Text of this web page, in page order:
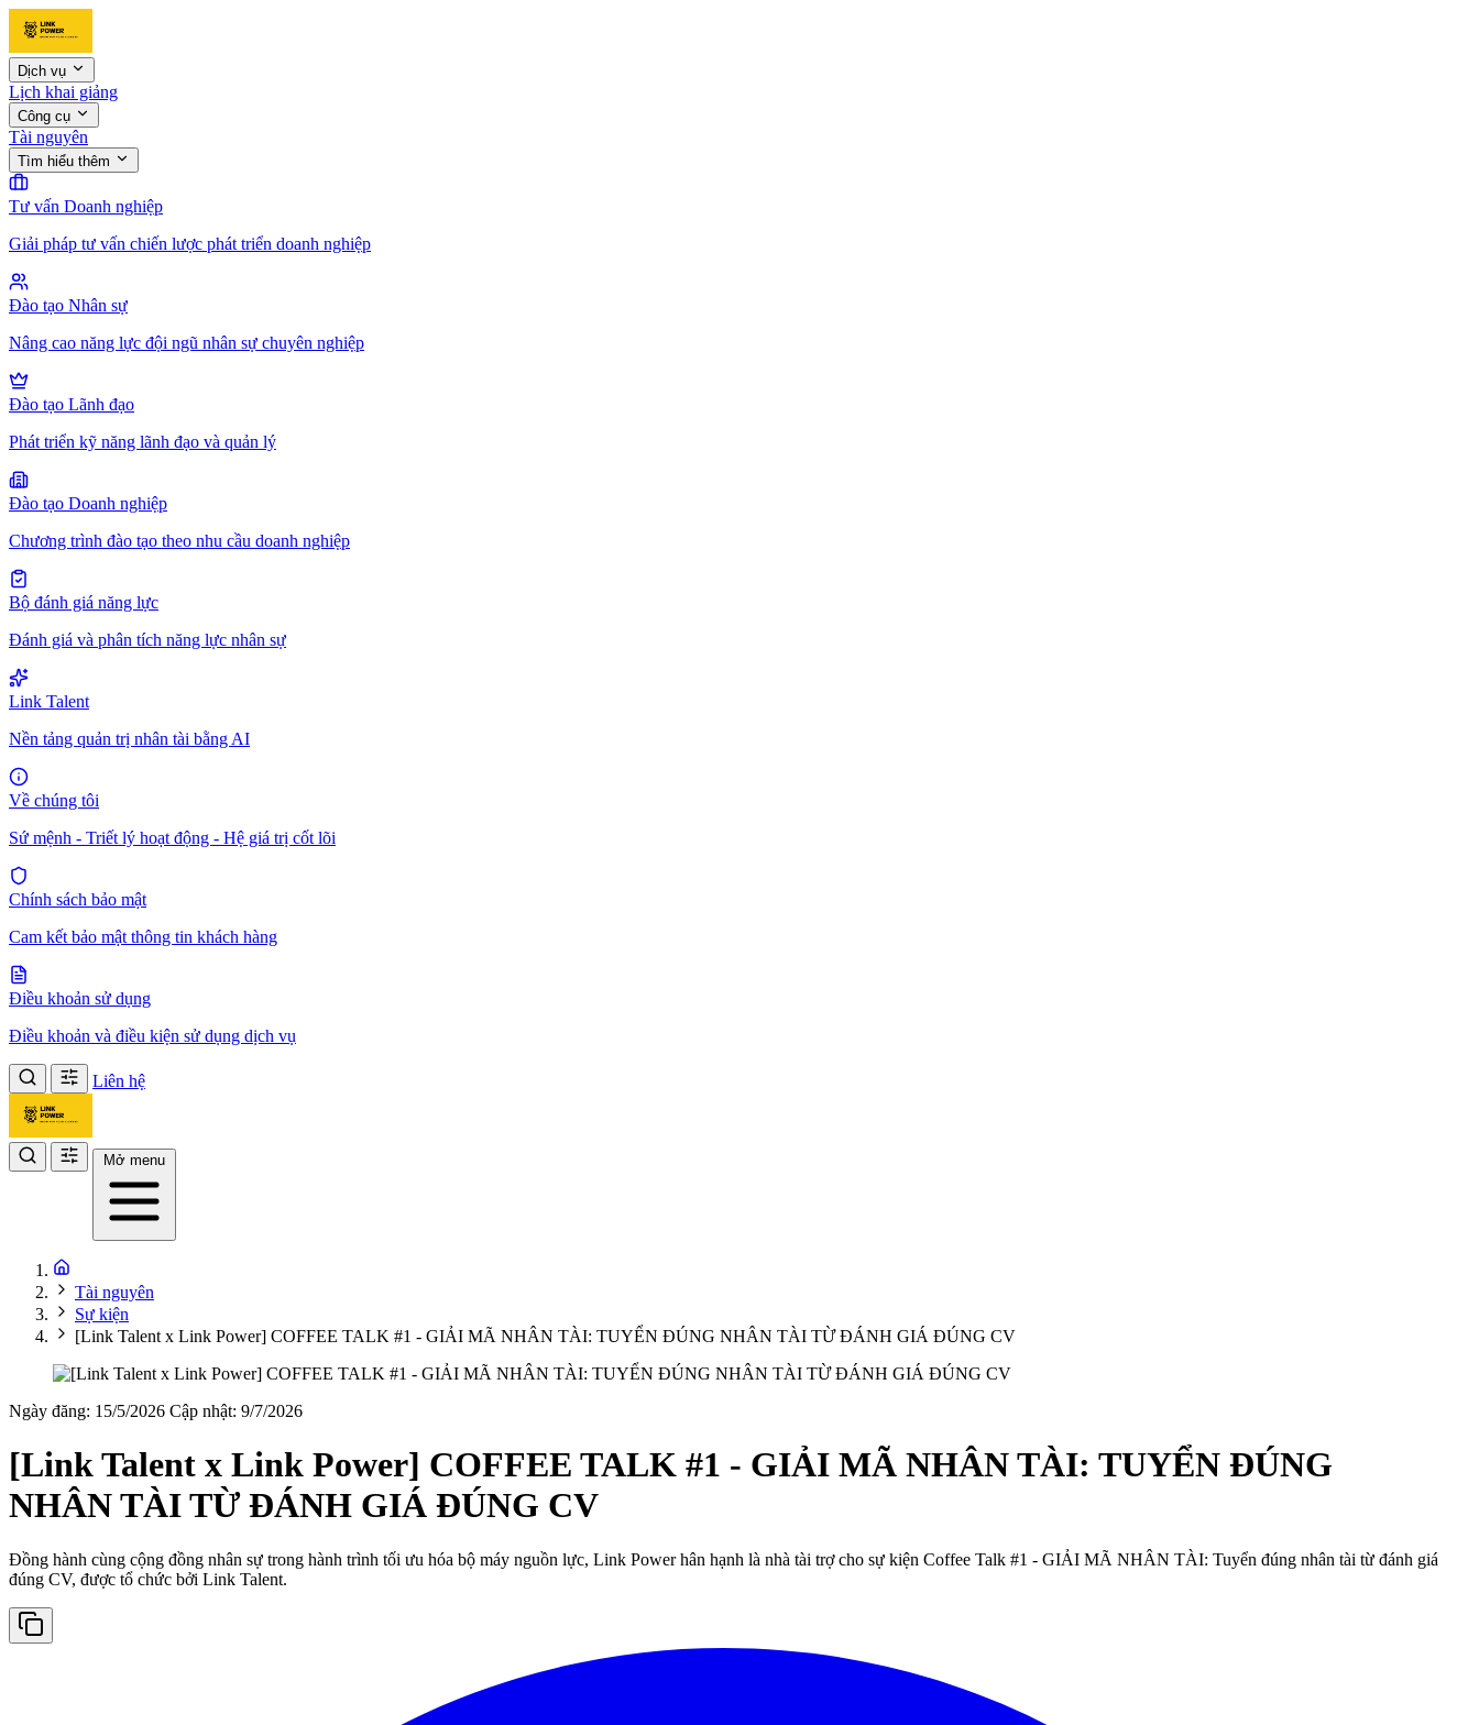
Dịch vụ
Lịch khai giảng
Công cụ
Tài nguyên
Tìm hiểu thêm
Tư vấn Doanh nghiệp
Giải pháp tư vấn chiến lược phát triển doanh nghiệp
Đào tạo Nhân sự
Nâng cao năng lực đội ngũ nhân sự chuyên nghiệp
Đào tạo Lãnh đạo
Phát triển kỹ năng lãnh đạo và quản lý
Đào tạo Doanh nghiệp
Chương trình đào tạo theo nhu cầu doanh nghiệp
Bộ đánh giá năng lực
Đánh giá và phân tích năng lực nhân sự
Link Talent
Nền tảng quản trị nhân tài bằng AI
Về chúng tôi
Sứ mệnh - Triết lý hoạt động - Hệ giá trị cốt lõi
Chính sách bảo mật
Cam kết bảo mật thông tin khách hàng
Điều khoản sử dụng
Điều khoản và điều kiện sử dụng dịch vụ
Liên hệ
Mở menu
Tài nguyên
Sự kiện
[Link Talent x Link Power] COFFEE TALK #1 - GIẢI MÃ NHÂN TÀI: TUYỂN ĐÚNG NHÂN TÀI TỪ ĐÁNH GIÁ ĐÚNG CV
Ngày đăng: 15/5/2026 Cập nhật: 9/7/2026
[Link Talent x Link Power] COFFEE TALK #1 - GIẢI MÃ NHÂN TÀI: TUYỂN ĐÚNG
NHÂN TÀI TỪ ĐÁNH GIÁ ĐÚNG CV
Đồng hành cùng cộng đồng nhân sự trong hành trình tối ưu hóa bộ máy nguồn lực, Link Power hân hạnh là nhà tài trợ cho sự kiện Coffee Talk #1 - GIẢI MÃ NHÂN TÀI: Tuyển đúng nhân tài từ đánh giá
đúng CV, được tổ chức bởi Link Talent.